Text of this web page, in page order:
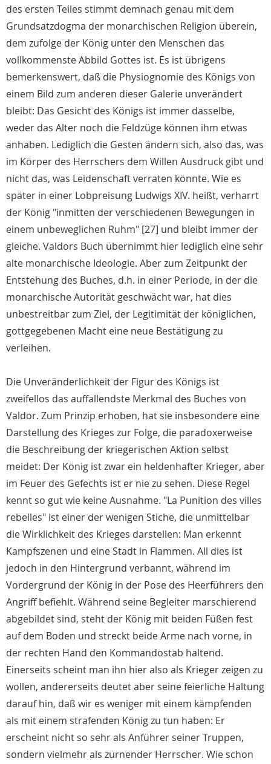
des ersten Teiles stimmt demnach genau mit dem
Grundsatzdogma der monarchischen Religion überein,
dem zufolge der König unter den Menschen das
vollkommenste Abbild Gottes ist. Es ist übrigens
bemerkenswert, daß die Physiognomie des Königs von
einem Bild zum anderen dieser Galerie unverändert
bleibt: Das Gesicht des Königs ist immer dasselbe,
weder das Alter noch die Feldzüge können ihm etwas
anhaben. Lediglich die Gesten ändern sich, also das, was
im Körper des Herrschers dem Willen Ausdruck gibt und
nicht das, was Leidenschaft verraten könnte. Wie es
später in einer Lobpreisung Ludwigs XIV. heißt, verharrt
der König "inmitten der verschiedenen Bewegungen in
einem unbeweglichen Ruhm" [27] und bleibt immer der
gleiche. Valdors Buch übernimmt hier lediglich eine sehr
alte monarchische Ideologie. Aber zum Zeitpunkt der
Entstehung des Buches, d.h. in einer Periode, in der die
monarchische Autorität geschwächt war, hat dies
unbestreitbar zum Ziel, der Legitimität der königlichen,
gottgegebenen Macht eine neue Bestätigung zu
verleihen.
Die Unveränderlichkeit der Figur des Königs ist
zweifellos das auffallendste Merkmal des Buches von
Valdor. Zum Prinzip erhoben, hat sie insbesondere eine
Darstellung des Krieges zur Folge, die paradoxerweise
die Beschreibung der kriegerischen Aktion selbst
meidet: Der König ist zwar ein heldenhafter Krieger, aber
im Feuer des Gefechts ist er nie zu sehen. Diese Regel
kennt so gut wie keine Ausnahme. "La Punition des villes
rebelles" ist einer der wenigen Stiche, die unmittelbar
die Wirklichkeit des Krieges darstellen: Man erkennt
Kampfszenen und eine Stadt in Flammen. All dies ist
jedoch in den Hintergrund verbannt, während im
Vordergrund der König in der Pose des Heerführers den
Angriff befiehlt. Während seine Begleiter marschierend
abgebildet sind, steht der König mit beiden Füßen fest
auf dem Boden und streckt beide Arme nach vorne, in
der rechten Hand den Kommandostab haltend.
Einerseits scheint man ihn hier also als Krieger zeigen zu
wollen, andererseits deutet aber seine feierliche Haltung
darauf hin, daß wir es weniger mit einem kämpfenden
als mit einem strafenden König zu tun haben: Er
erscheint nicht so sehr als Anführer seiner Truppen,
sondern vielmehr als zürnender Herrscher. Wie schon